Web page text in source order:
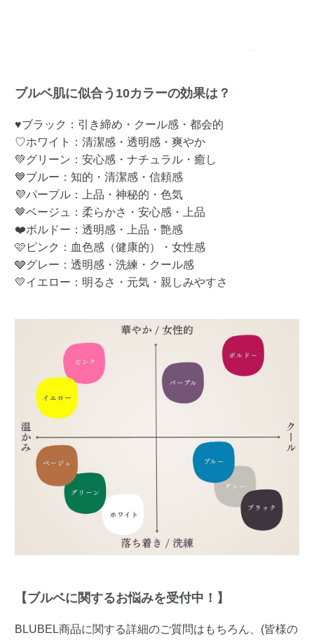
ブルベ肌に似合う10カラーの効果は？
♥ブラック：引き締め・クール感・都会的
♡ホワイト：清潔感・透明感・爽やか
💚グリーン：安心感・ナチュラル・癒し
💙ブルー：知的・清潔感・信頼感
💜パープル：上品・神秘的・色気
🤎ベージュ：柔らかさ・安心感・上品
❤️ボルドー：透明感・上品・艶感
🩷ピンク：血色感（健康的）・女性感
🩶グレー：透明感・洗練・クール感
💛イエロー：明るさ・元気・親しみやすさ
【ブルベに関するお悩みを受付中！】
BLUBEL商品に関する詳細のご質問はもちろん、(皆様の